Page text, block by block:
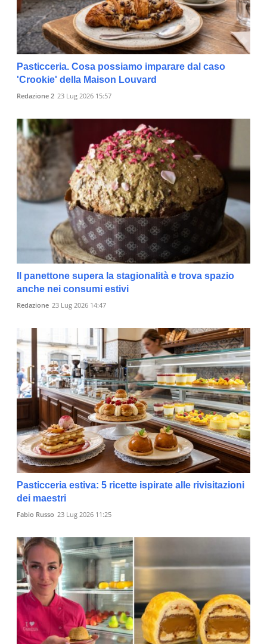
Pasticceria. Cosa possiamo imparare dal caso
'Crookie' della Maison Louvard
Redazione 2 23 Lug 2026 15:57
Il panettone supera la stagionalità e trova spazio
anche nei consumi estivi
Redazione 23 Lug 2026 14:47
Pasticceria estiva: 5 ricette ispirate alle rivisitazioni
dei maestri
Fabio Russo 23 Lug 2026 11:25